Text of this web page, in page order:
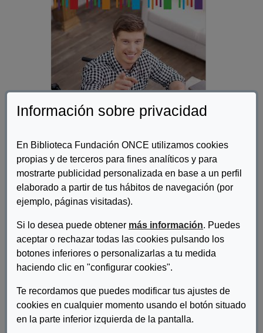
Información sobre privacidad
En Biblioteca Fundación ONCE utilizamos cookies
propias y de terceros para fines analíticos y para
mostrarte publicidad personalizada en base a un perfil
elaborado a partir de tus hábitos de navegación (por
ejemplo, páginas visitadas).
Si lo desea puede obtener más información. Puedes
aceptar o rechazar todas las cookies pulsando los
botones inferiores o personalizarlas a tu medida
haciendo clic en "configurar cookies".
Te recordamos que puedes modificar tus ajustes de
cookies en cualquier momento usando el botón situado
en la parte inferior izquierda de la pantalla.
Autor/es:Fundación ONCE
Descripcion:
¿Te has planteado en alguna ocasión cómo acompañar a un
emprendedor, con discapacidad, para conseguir su desarrollo
profesional y autonomía? EmcA es una modalidad de inclusión
laboral que posibilita tener un empleo por cuenta propia a
personas con discapacidad con especiales dificultades de
inserción laboral, de manera que puedan emprender iniciativas
empresariales con los apoyos necesarios, facilitados por
profesionales del movimiento asociativo de la discapacidad,
tutores, mentores y expertos en emprendimiento. Si quieres más